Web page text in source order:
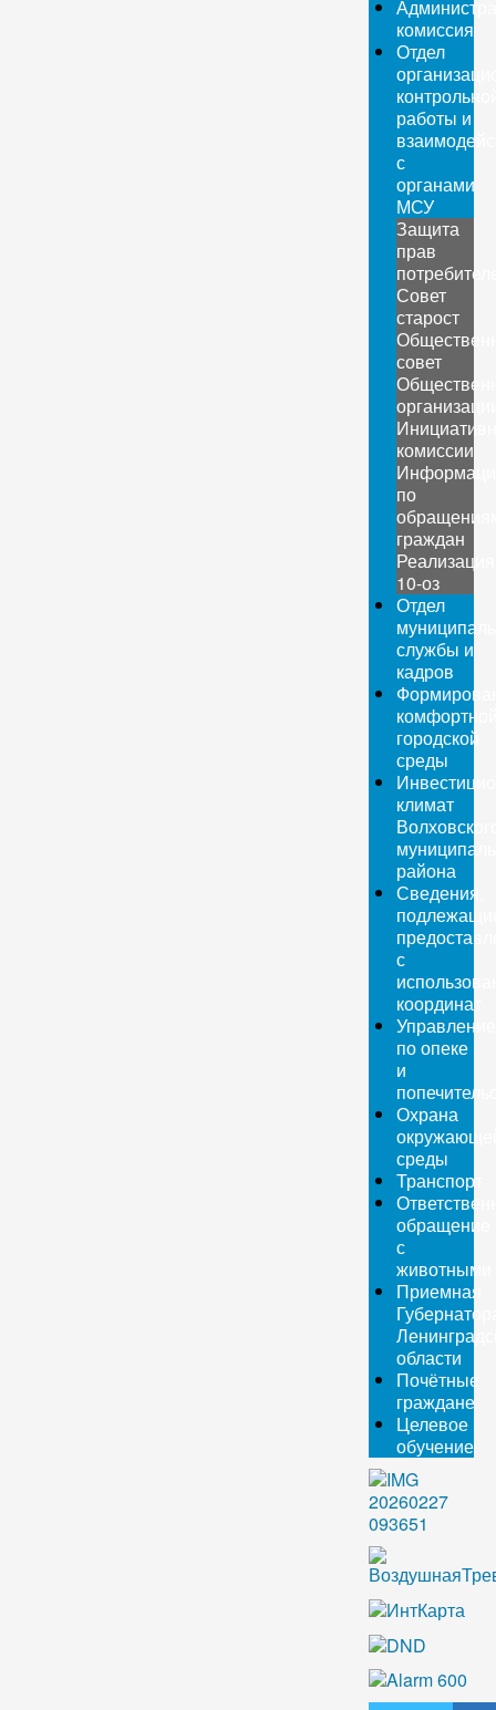
комиссия
Отдел
работы и
с
органами
МСУ
Защита
прав
Совет
старост
совет
комиссии
по
граждан
Реализация
10-оз
Отдел
службы и
кадров
городской
среды
климат
района
Сведения,
с
координат
Управление
по опеке
и
Охрана
среды
Транспорт
обращение
с
животными
Приемная
области
Почётные
граждане
Целевое
обучение